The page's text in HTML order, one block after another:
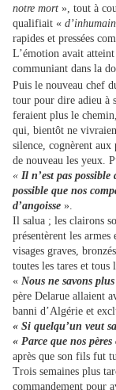
notre mort », tout à
qualifiait «
rapides et pressées
L’émotion avait
communiant dans la
Puis le nouveau chef
tour pour dire adieu à
feraient plus le
qui, bientôt ne
silence, cognèrent
de nouveau les yeux.
« Il n’est pas
possible que nos
d’angoisse ».
Il salua ; les clairons
présentèrent les
visages graves,
toutes les tares et tous
« Nous ne savons
père Delarue allaient
banni d’Algérie et
« Si quelqu’un veut
« Parce que nos
après que son fils fut
Trois semaines plus
commandement pour